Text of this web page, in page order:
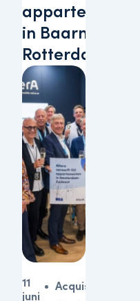
appartementen
in Baarn en
Rotterdam
11
juni
Acquisitie